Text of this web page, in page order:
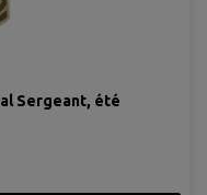
Sergeant, été